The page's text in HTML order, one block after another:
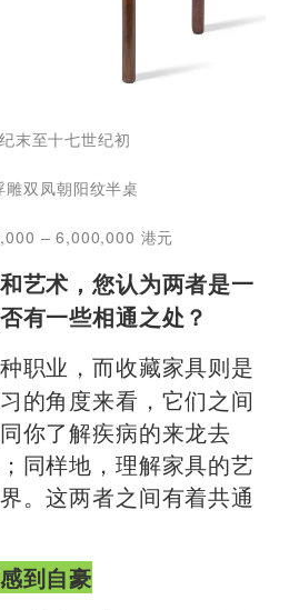
末至十七世纪初
雕双凤朝阳纹半桌
– 6,000,000 港元
艺术，您认为两者是一
有一些相通之处？
职业，而收藏家具则是
的角度来看，它们之间
你了解疾病的来龙去
同样地，理解家具的艺
。这两者之间有着共通
到自豪